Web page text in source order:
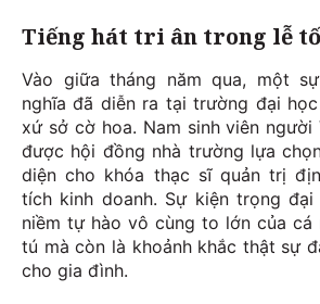
Tiếng hát tri ân trong lễ
Vào giữa tháng năm qua, một
nghĩa đã diễn ra tại trường đại
xứ sở cờ hoa. Nam sinh viên
được hội đồng nhà trường lựa
diện cho khóa thạc sĩ quản trị
tích kinh doanh. Sự kiện trọng
niềm tự hào vô cùng to lớn của cá
tú mà còn là khoảnh khắc thật sự
cho gia đình.